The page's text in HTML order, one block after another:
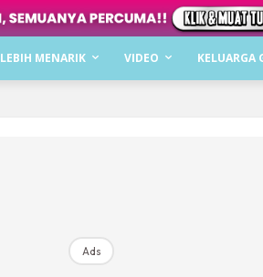
LEBIH MENARIK VIDEO KELUARGA
Ads